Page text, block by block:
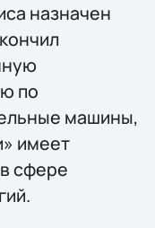
назначен
по
машины,
имеет
сфере